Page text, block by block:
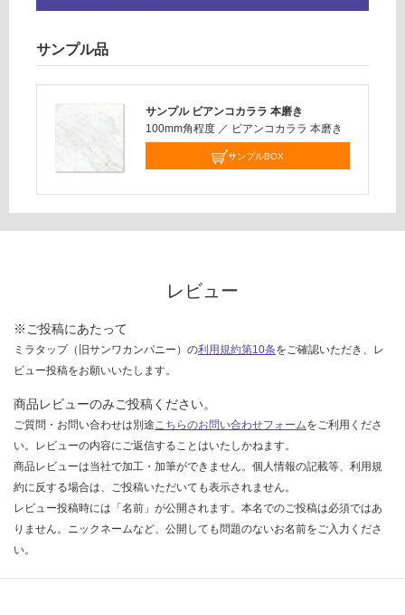
サンプル品
サンプル ビアンコカララ 本磨き
100mm角程度 ／ ビアンコカララ 本磨き
サンプルBOX
レビュー
※ご投稿にあたって
ミラタップ（旧サンワカンパニー）の利用規約第10条をご確認いただき、レ
ビュー投稿をお願いいたします。
商品レビューのみご投稿ください。
ご質問・お問い合わせは別途こちらのお問い合わせフォームをご利用くださ
い。レビューの内容にご返信することはいたしかねます。
商品レビューは当社で加工・加筆ができません。個人情報の記載等、利用規
約に反する場合は、ご投稿いただいても表示されません。
レビュー投稿時には「名前」が公開されます。本名でのご投稿は必須ではあ
りません。ニックネームなど、公開しても問題のないお名前をご入力くださ
い。